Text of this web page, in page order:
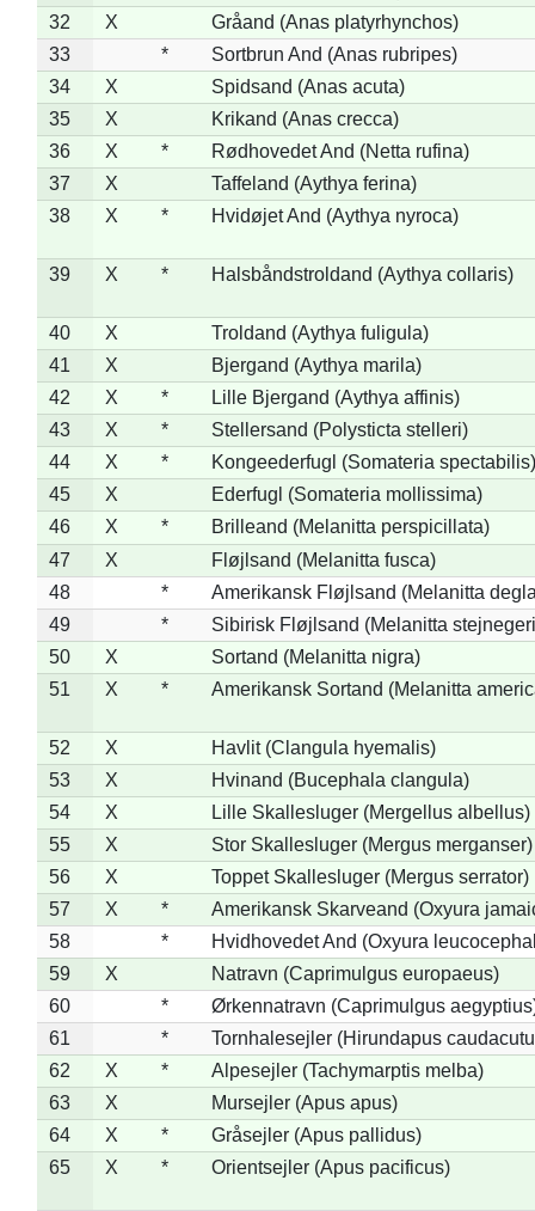
32
X
Gråand (Anas platyrhynchos)
33
*
Sortbrun And (Anas rubripes)
34
X
Spidsand (Anas acuta)
35
X
Krikand (Anas crecca)
36
X *
Rødhovedet And (Netta rufina)
37
X
Taffeland (Aythya ferina)
38
X * Hvidøjet And (Aythya nyroca)
39 X * Halsbåndstroldand (Aythya collaris)
40 X
Troldand (Aythya fuligula)
41
X
Bjergand (Aythya marila)
42
X *
Lille Bjergand (Aythya affinis)
43
X *
Stellersand (Polysticta stelleri)
44
X *
Kongeederfugl (Somateria spectabilis)
45
X
Ederfugl (Somateria mollissima)
46
X *
Brilleand (Melanitta perspicillata)
47
X
Fløjlsand (Melanitta fusca)
48
*
Amerikansk Fløjlsand (Melanitta
49
*
Sibirisk Fløjlsand (Melanitta
50
X
Sortand (Melanitta nigra)
51
X * Amerikansk Sortand (Melanitta
52 X
Havlit (Clangula hyemalis)
53
X
Hvinand (Bucephala clangula)
54
X
Lille Skallesluger (Mergellus albellus)
55
X
Stor Skallesluger (Mergus merganser)
56
X
Toppet Skallesluger (Mergus serrator)
57
X *
Amerikansk Skarveand (Oxyura
58
*
Hvidhovedet And (Oxyura
59
X
Natravn (Caprimulgus europaeus)
60
*
Ørkennatravn (Caprimulgus
61
*
Tornhalesejler (Hirundapus
62
X *
Alpesejler (Tachymarptis melba)
63
X
Mursejler (Apus apus)
64
X *
Gråsejler (Apus pallidus)
65
X * Orientsejler (Apus pacificus)